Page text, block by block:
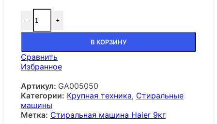
- +
В КОРЗИНУ
Сравнить
Избранное
Артикул: GA005050
Категории: Крупная техника, Стиральные
машины
Метка: Стиральная машина Haier 9кг